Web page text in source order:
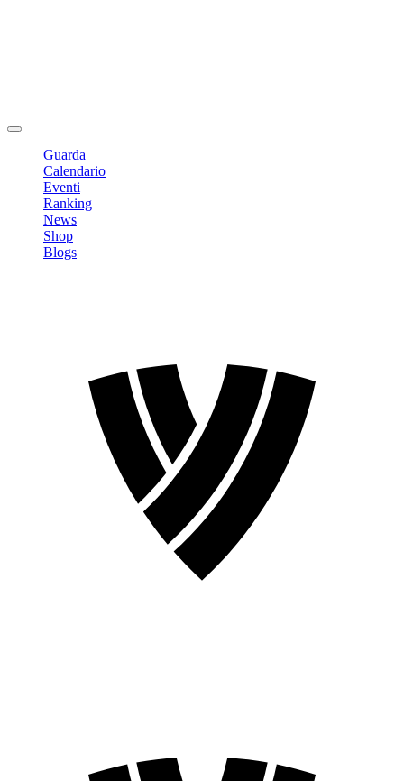
Guarda
Calendario
Eventi
Ranking
News
Shop
Blogs